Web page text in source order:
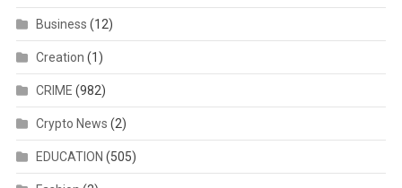
Business (12)
Creation (1)
CRIME (982)
Crypto News (2)
EDUCATION (505)